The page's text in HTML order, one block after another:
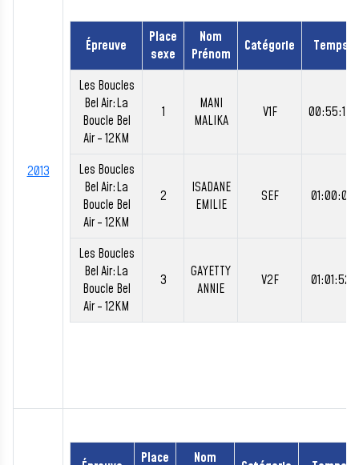
2013
Épreuve
Place
sexe
Nom
Prénom
Catégorie Temps
Les Boucles
Bel Air:La
Boucle Bel
Air - 12KM
1
MANI
MALIKA
V1F 00:55:14
Les Boucles
Bel Air:La
Boucle Bel
Air - 12KM
2
ISADANE
EMILIE
SEF 01:00:01
Les Boucles
Bel Air:La
Boucle Bel
Air - 12KM
3
GAYETTY
ANNIE
V2F 01:01:52
Place
Nom